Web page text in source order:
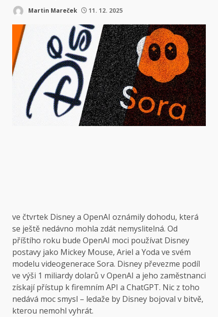
Martin Mareček 11. 12. 2025
ve čtvrtek Disney a OpenAI oznámily dohodu, která
se ještě nedávno mohla zdát nemyslitelná. Od
příštího roku bude OpenAI moci používat Disney
postavy jako Mickey Mouse, Ariel a Yoda ve svém
modelu videogenerace Sora. Disney převezme podíl
ve výši 1 miliardy dolarů v OpenAI a jeho zaměstnanci
získají přístup k firemním API a ChatGPT. Nic z toho
nedává moc smysl – ledaže by Disney bojoval v bitvě,
kterou nemohl vyhrát.